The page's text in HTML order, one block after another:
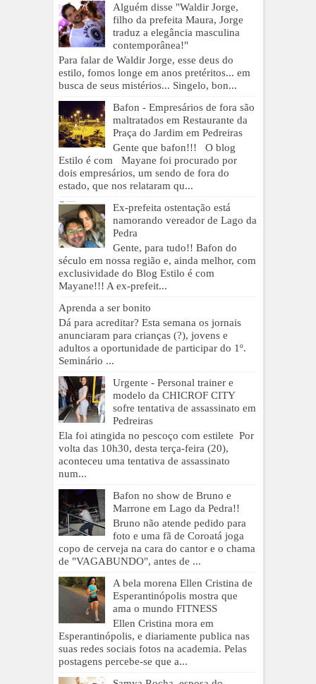
Alguém disse "Waldir Jorge,
filho da prefeita Maura, Jorge
traduz a elegância masculina
contemporânea!"
Para falar de Waldir Jorge, esse deus do
estilo, fomos longe em anos pretéritos... em
busca de seus mistérios... Singelo, bon...
Bafon - Empresários de fora são
maltratados em Restaurante da
Praça do Jardim em Pedreiras
Gente que bafon!!! O blog
Estilo é com Mayane foi procurado por
dois empresários, um sendo de fora do
estado, que nos relataram qu...
Ex-prefeita ostentação está
namorando vereador de Lago da
Pedra
Gente, para tudo!! Bafon do
século em nossa região e, ainda melhor, com
exclusividade do Blog Estilo é com
Mayane!!! A ex-prefeit...
Aprenda a ser bonito
Dá para acreditar? Esta semana os jornais
anunciaram para crianças (?), jovens e
adultos a oportunidade de participar do 1º.
Seminário ...
Urgente - Personal trainer e
modelo da CHICROF CITY
sofre tentativa de assassinato em
Pedreiras
Ela foi atingida no pescoço com estilete Por
volta das 10h30, desta terça-feira (20),
aconteceu uma tentativa de assassinato
num...
Bafon no show de Bruno e
Marrone em Lago da Pedra!!
Bruno não atende pedido para
foto e uma fã de Coroatá joga
copo de cerveja na cara do cantor e o chama
de "VAGABUNDO", antes de ...
A bela morena Ellen Cristina de
Esperantinópolis mostra que
ama o mundo FITNESS
Ellen Cristina mora em
Esperantinópolis, e diariamente publica nas
suas redes sociais fotos na academia. Pelas
postagens percebe-se que a...